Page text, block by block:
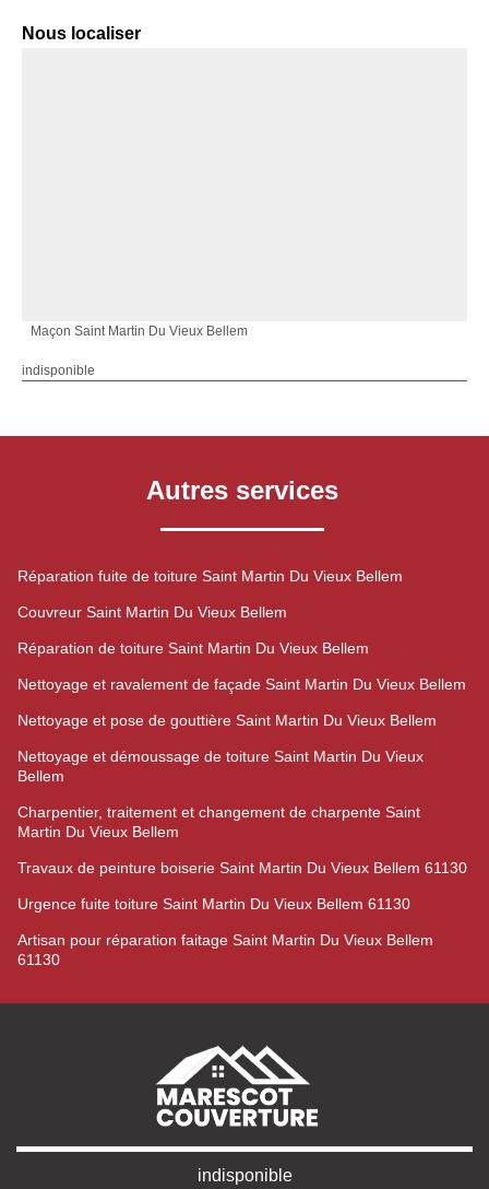
Nous localiser
Maçon Saint Martin Du Vieux Bellem
indisponible
Autres services
Réparation fuite de toiture Saint Martin Du Vieux Bellem
Couvreur Saint Martin Du Vieux Bellem
Réparation de toiture Saint Martin Du Vieux Bellem
Nettoyage et ravalement de façade Saint Martin Du Vieux Bellem
Nettoyage et pose de gouttière Saint Martin Du Vieux Bellem
Nettoyage et démoussage de toiture Saint Martin Du Vieux
Bellem
Charpentier, traitement et changement de charpente Saint
Martin Du Vieux Bellem
Travaux de peinture boiserie Saint Martin Du Vieux Bellem 61130
Urgence fuite toiture Saint Martin Du Vieux Bellem 61130
Artisan pour réparation faitage Saint Martin Du Vieux Bellem
61130
indisponible